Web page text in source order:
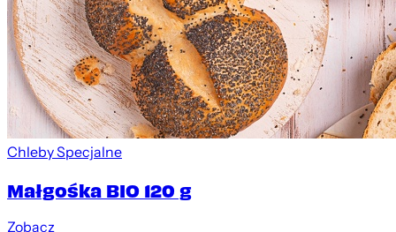
Chleby Specjalne
Małgośka BIO 120 g
Zobacz